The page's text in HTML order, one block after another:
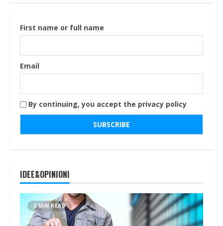
First name or full name
Email
By continuing, you accept the privacy policy
IDEE&OPINIONI
2 MIN READ